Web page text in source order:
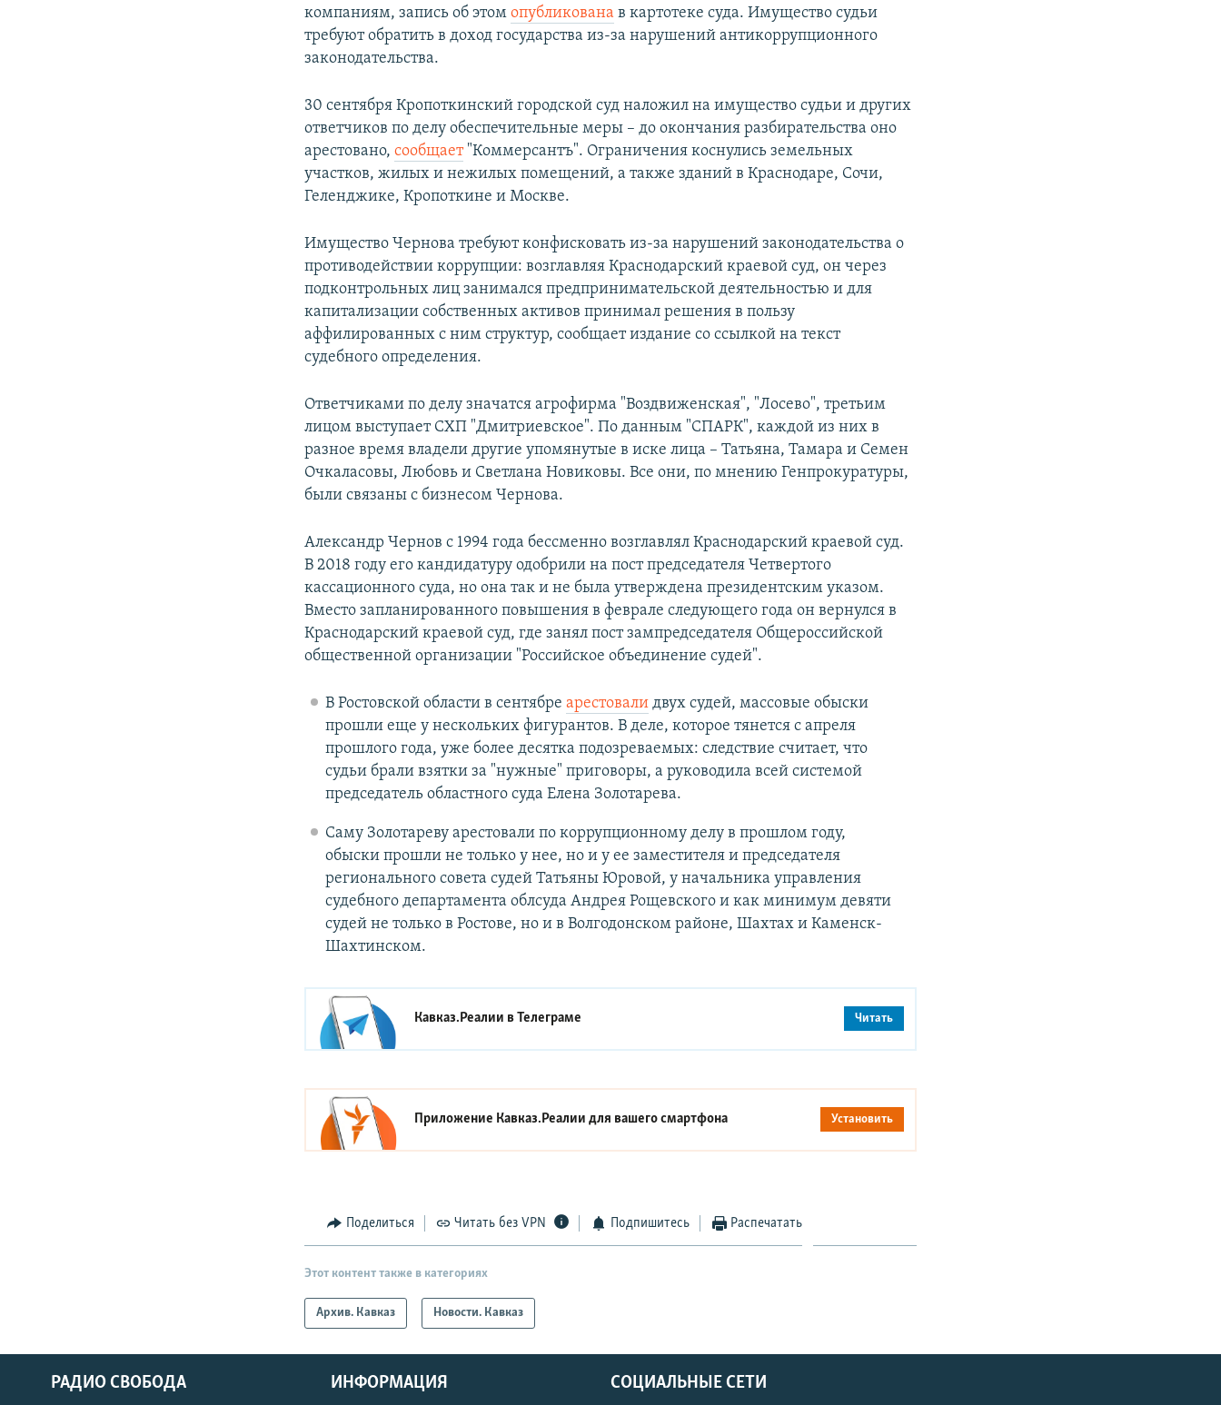
компаниям, запись об этомопубликована в картотеке суда. Имущество судьи
требуют обратить в доход государства из-за нарушений антикоррупционного
законодательства.
30 сентября Кропоткинский городской суд наложил на имущество судьи и других
ответчиков по делу обеспечительные меры – до окончания разбирательства оно
арестовано,сообщает"Коммерсантъ". Ограничения коснулись земельных
участков, жилых и нежилых помещений, а также зданий в Краснодаре, Сочи,
Геленджике, Кропоткине и Москве.
Имущество Чернова требуют конфисковать из-за нарушений законодательства о
противодействии коррупции: возглавляя Краснодарский краевой суд, он через
подконтрольных лиц занимался предпринимательской деятельностью и для
капитализации собственных активов принимал решения в пользу
аффилированных с ним структур, сообщает издание со ссылкой на текст
судебного определения.
Ответчиками по делу значатся агрофирма "Воздвиженская", "Лосево", третьим
лицом выступает СХП "Дмитриевское". По данным "СПАРК", каждой из них в
разное время владели другие упомянутые в иске лица – Татьяна, Тамара и Семен
Очкаласовы, Любовь и Светлана Новиковы. Все они, по мнению Генпрокуратуры,
были связаны с бизнесом Чернова.
Александр Чернов с 1994 года бессменно возглавлял Краснодарский краевой суд.
В 2018 году его кандидатуру одобрили на пост председателя Четвертого
кассационного суда, но она так и не была утверждена президентским указом.
Вместо запланированного повышения в феврале следующего года он вернулся в
Краснодарский краевой суд, где занял пост зампредседателя Общероссийской
общественной организации "Российское объединение судей".
В Ростовской области в сентябре арестовалидвух судей, массовые обыски
прошли еще у нескольких фигурантов. В деле, которое тянется с апреля
прошлого года, уже более десятка подозреваемых: следствие считает, что
судьи брали взятки за "нужные" приговоры, а руководила всей системой
председатель областного суда Елена Золотарева.
Саму Золотареву арестовали по коррупционному делу в прошлом году,
обыски прошли не только у нее, но и у ее заместителя и председателя
регионального совета судей Татьяны Юровой, у начальника управления
судебного департамента облсуда Андрея Рощевского и как минимум девяти
судей не только в Ростове, но и в Волгодонском районе, Шахтах и Каменск-
Шахтинском.
Кавказ.Реалии вТелеграме Читать
Приложение Кавказ.Реалии для вашего смартфона Установить
Поделиться Читать без VPN Подпишитесь Распечатать
Этот контент также в категориях
Архив. Кавказ Новости. Кавказ
СОЦИАЛЬНЫЕ СЕТИ
РАДИО СВОБОДА ИНФОРМАЦИЯ